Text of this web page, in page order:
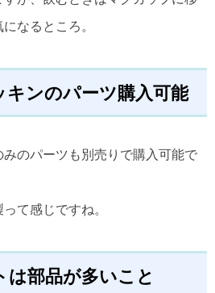
なるところ。
キンのパーツ購入可能
のパーツも別売りで購入可能で
て感じですね。
は部品が多いこと